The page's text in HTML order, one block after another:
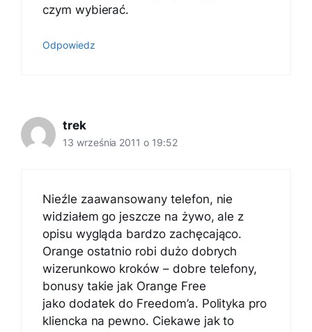
czym wybierać.
Odpowiedz
trek
13 września 2011 o 19:52
Nieźle zaawansowany telefon, nie
widziałem go jeszcze na żywo, ale z
opisu wygląda bardzo zachęcająco.
Orange ostatnio robi dużo dobrych
wizerunkowo kroków – dobre telefony,
bonusy takie jak Orange Free
jako dodatek do Freedom’a. Polityka pro
kliencka na pewno. Ciekawe jak to